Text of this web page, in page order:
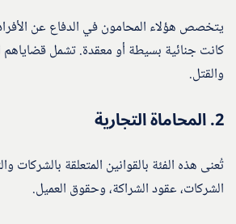
يتخصص هؤلاء المحامون في الدفاع عن
كانت جنائية بسيطة أو معقدة. تشمل قضاياهم
والقتل.
2. المحاماة التجارية
تُعنى هذه الفئة بالقوانين المتعلقة بالشركات
الشركات، عقود الشراكة، وحقوق العميل.